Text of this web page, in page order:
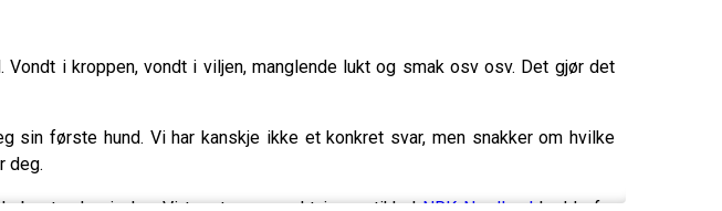
i kroppen, vondt i viljen, manglende lukt og smak osv osv. Det gjør det
sin første hund. Vi har kanskje ikke et konkret svar, men snakker om hvilke
deg.